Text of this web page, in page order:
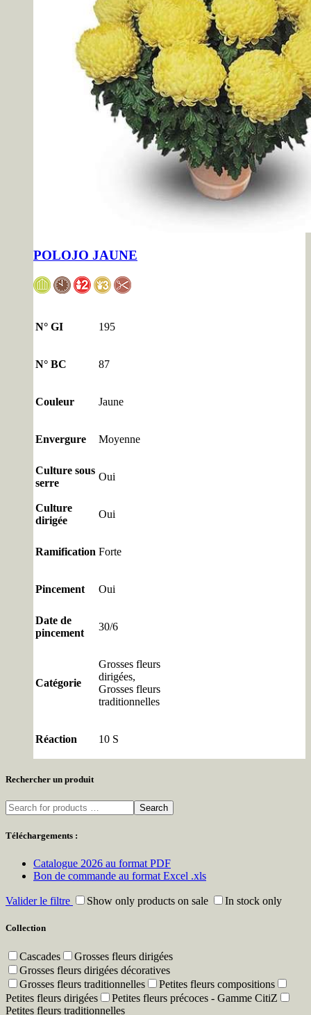
POLOJO JAUNE
N° GI 195
N° BC 87
Couleur Jaune
Envergure Moyenne
Culture sous
serre
Oui
Culture
dirigée
Oui
Ramification Forte
Pincement Oui
Date de
pincement
30/6
Catégorie
Grosses fleurs
dirigées,
Grosses fleurs
traditionnelles
Réaction 10 S
Rechercher un produit
Search
Téléchargements :
Catalogue 2026 au format PDF
Bon de commande au format Excel .xls
Valider le filtre Show only products on sale In stock only
Collection
Cascades
Grosses fleurs dirigées
Grosses fleurs dirigées décoratives
Grosses fleurs traditionnelles
Petites fleurs compositions
Petites fleurs dirigées
Petites fleurs précoces - Gamme CitiZ
Petites fleurs traditionnelles